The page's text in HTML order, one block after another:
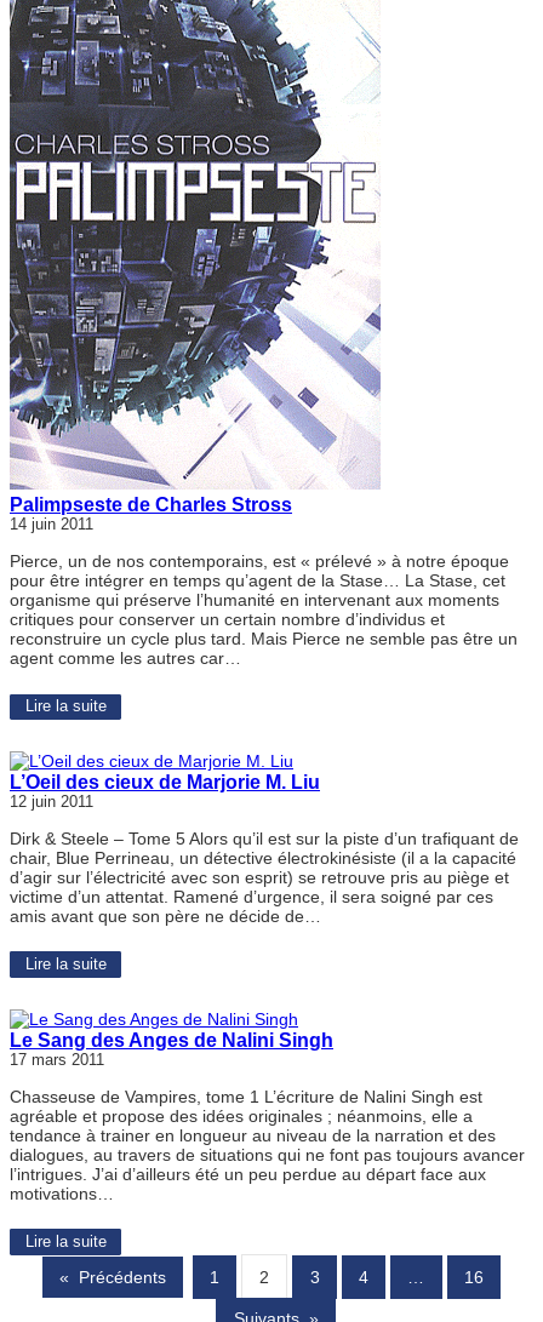
Palimpseste de Charles Stross
14 juin 2011
Pierce, un de nos contemporains, est « prélevé » à notre époque
pour être intégrer en temps qu’agent de la Stase… La Stase, cet
organisme qui préserve l’humanité en intervenant aux moments
critiques pour conserver un certain nombre d’individus et
reconstruire un cycle plus tard. Mais Pierce ne semble pas être un
agent comme les autres car…
Lire la suite
L’Oeil des cieux de Marjorie M. Liu
12 juin 2011
Dirk & Steele – Tome 5 Alors qu’il est sur la piste d’un trafiquant de
chair, Blue Perrineau, un détective électrokinésiste (il a la capacité
d’agir sur l’électricité avec son esprit) se retrouve pris au piège et
victime d’un attentat. Ramené d’urgence, il sera soigné par ces
amis avant que son père ne décide de…
Lire la suite
Le Sang des Anges de Nalini Singh
17 mars 2011
Chasseuse de Vampires, tome 1 L’écriture de Nalini Singh est
agréable et propose des idées originales ; néanmoins, elle a
tendance à trainer en longueur au niveau de la narration et des
dialogues, au travers de situations qui ne font pas toujours avancer
l’intrigues. J’ai d’ailleurs été un peu perdue au départ face aux
motivations…
Lire la suite
« Précédents 1 2 3 4 16
Suivants »